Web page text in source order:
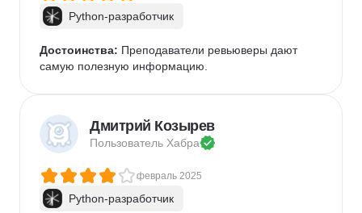
Python-разработчик
Достоинства: Преподаватели ревьюверы дают
самую полезную информацию.
Дмитрий Козырев
Пользователь Хабра
февраль 2025
Python-разработчик